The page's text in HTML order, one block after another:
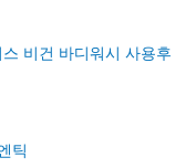
비건 바디워시 사용후
틱